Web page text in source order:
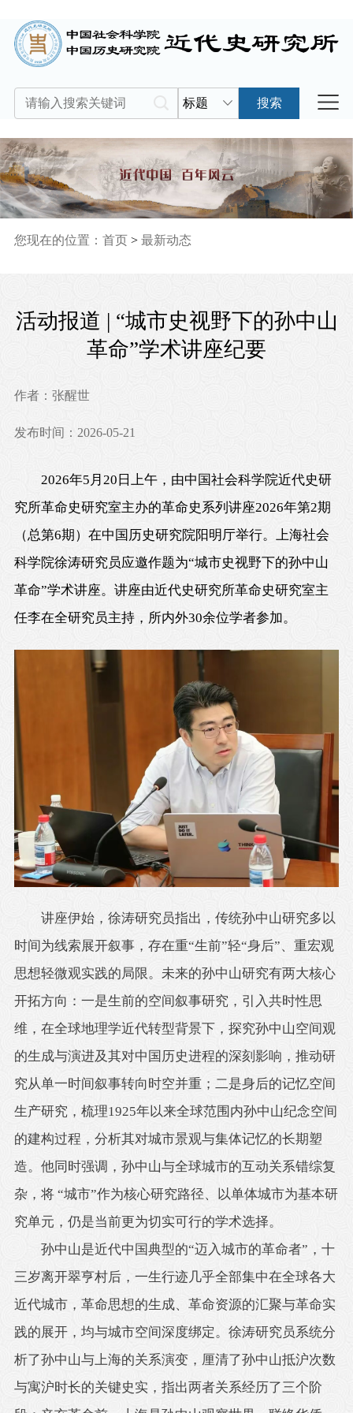
标题 搜索
您现在的位置： 首页> 最新动态
活动报道 | “城市史视野下的孙中山
革命”学术讲座纪要
作者：张醒世
发布时间：2026-05-21
2026年5月20日上午，由中国社会科学院近代史研
究所革命史研究室主办的革命史系列讲座2026年第2期
（总第6期）在中国历史研究院阳明厅举行。上海社会
科学院徐涛研究员应邀作题为“城市史视野下的孙中山
革命”学术讲座。讲座由近代史研究所革命史研究室主
任李在全研究员主持，所内外30余位学者参加。
讲座伊始，徐涛研究员指出，传统孙中山研究多以
时间为线索展开叙事，存在重“生前”轻“身后”、重宏观
思想轻微观实践的局限。未来的孙中山研究有两大核心
开拓方向：一是生前的空间叙事研究，引入共时性思
维，在全球地理学近代转型背景下，探究孙中山空间观
的生成与演进及其对中国历史进程的深刻影响，推动研
究从单一时间叙事转向时空并重；二是身后的记忆空间
生产研究，梳理1925年以来全球范围内孙中山纪念空间
的建构过程，分析其对城市景观与集体记忆的长期塑
造。他同时强调，孙中山与全球城市的互动关系错综复
杂，将 “城市”作为核心研究路径、以单体城市为基本研
究单元，仍是当前更为切实可行的学术选择。
孙中山是近代中国典型的“迈入城市的革命者”，十
三岁离开翠亨村后，一生行迹几乎全部集中在全球各大
近代城市，革命思想的生成、革命资源的汇聚与革命实
践的展开，均与城市空间深度绑定。徐涛研究员系统分
析了孙中山与上海的关系演变，厘清了孙中山抵沪次数
与寓沪时长的关键史实，指出两者关系经历了三个阶